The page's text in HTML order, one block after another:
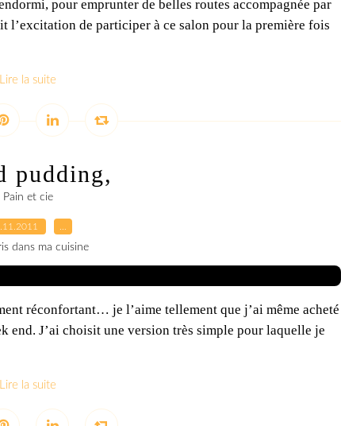
pour emprunter de belles routes accompagnée par
l’excitation de participer à ce salon pour la première fois
Lire la suite
pudding,
Pain et cie
dans ma cuisine
réconfortant… je l’aime tellement que j’ai même acheté
end. J’ai choisit une version très simple pour laquelle je
Lire la suite